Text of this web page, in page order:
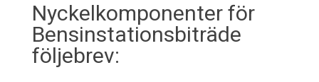
Nyckelkomponenter för
Bensinstationsbiträde
följebrev: